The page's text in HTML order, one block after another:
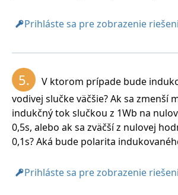
Magnetická indukcia je B = 5,1T.
Prihláste sa pre zobrazenie
5.
V ktorom prípade bude
vodivej slučke väčšie? Ak sa zmenší
indukčný tok slučkou z 1Wb na
0,5s, alebo ak sa zväčší z nulovej
0,1s? Aká bude polarita
Prihláste sa pre zobrazenie